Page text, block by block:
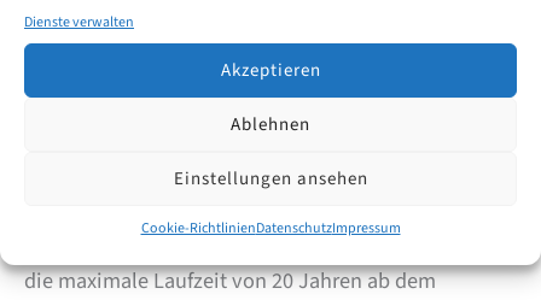
Dienste verwalten
Akzeptieren
Ablehnen
Einstellungen ansehen
Cookie-RichtlinienDatenschutzImpressum
Kosten einer deutschen
Patentanmeldung – Amtsgebühren
über die gesamte Laufzeit von 20
DPMA – und welche Patent-Amtsgebühren fallen über
die maximale Laufzeit von 20 Jahren ab dem